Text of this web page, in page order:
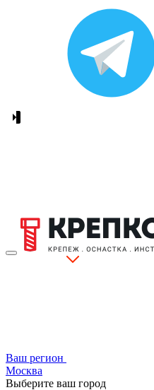
Ваш регион
Москва
Выберите ваш город